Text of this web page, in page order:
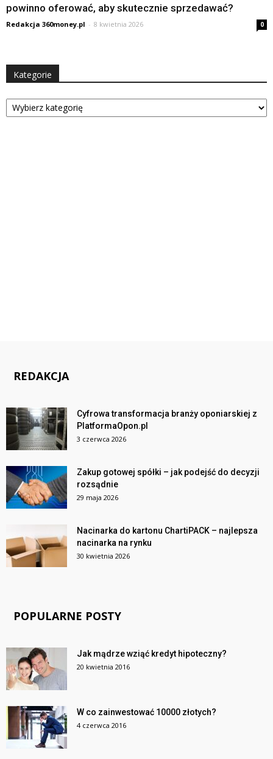
powinno oferować, aby skutecznie sprzedawać?
Redakcja 360money.pl - 8 kwietnia 2026 0
Kategorie
Kategorie
REDAKCJA
Cyfrowa transformacja branży oponiarskiej z
PlatformaOpon.pl
3 czerwca 2026
Zakup gotowej spółki – jak podejść do decyzji
rozsądnie
29 maja 2026
Nacinarka do kartonu ChartiPACK – najlepsza
nacinarka na rynku
30 kwietnia 2026
POPULARNE POSTY
Jak mądrze wziąć kredyt hipoteczny?
20 kwietnia 2016
W co zainwestować 10000 złotych?
4 czerwca 2016